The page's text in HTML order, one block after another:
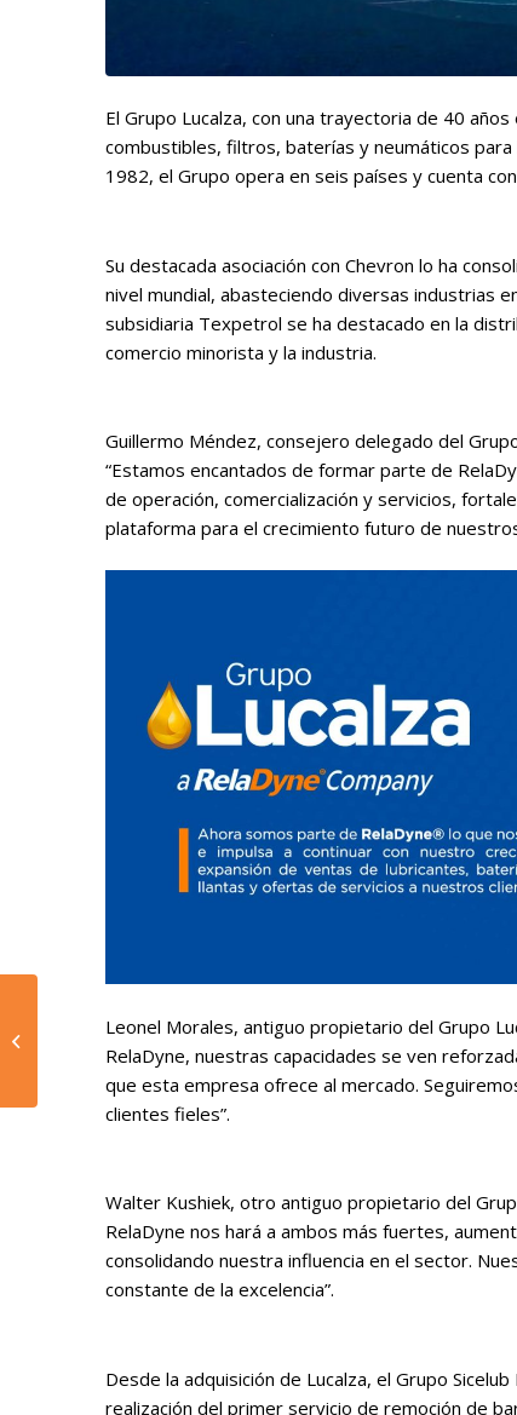
El Grupo Lucalza, con una trayectoria de 40
combustibles, filtros, baterías y neumáticos
1982, el Grupo opera en seis países y cuenta
Su destacada asociación con Chevron lo ha
nivel mundial, abasteciendo diversas industrias
subsidiaria Texpetrol se ha destacado en la
comercio minorista y la industria.
Guillermo Méndez, consejero delegado del
“Estamos encantados de formar parte de
de operación, comercialización y servicios,
plataforma para el crecimiento futuro de
Leonel Morales, antiguo propietario del Grupo
RelaDyne, nuestras capacidades se ven
que esta empresa ofrece al mercado.
clientes fieles”.
Walter Kushiek, otro antiguo propietario del
RelaDyne nos hará a ambos más fuertes,
consolidando nuestra influencia en el sector.
constante de la excelencia”.
Desde la adquisición de Lucalza, el Grupo
realización del primer servicio de remoción de
Trabajos recientes en